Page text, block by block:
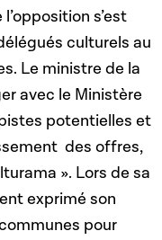
s’est
culturels au
Le ministre de la
avec le Ministère
potentielles et
des offres,
». Lors de sa
exprimé son
pour